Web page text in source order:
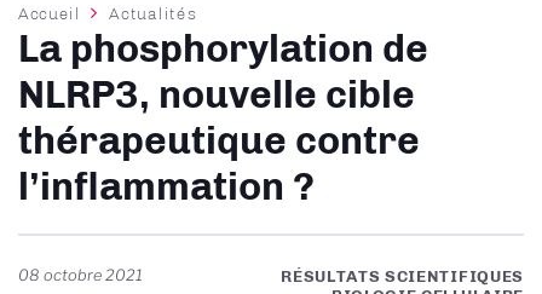
Fil
d'Ariane
Accueil Actualités
La phosphorylation de
NLRP3, nouvelle cible
thérapeutique contre
l’inflammation ?
08 octobre 2021
RÉSULTATS SCIENTIFIQUES